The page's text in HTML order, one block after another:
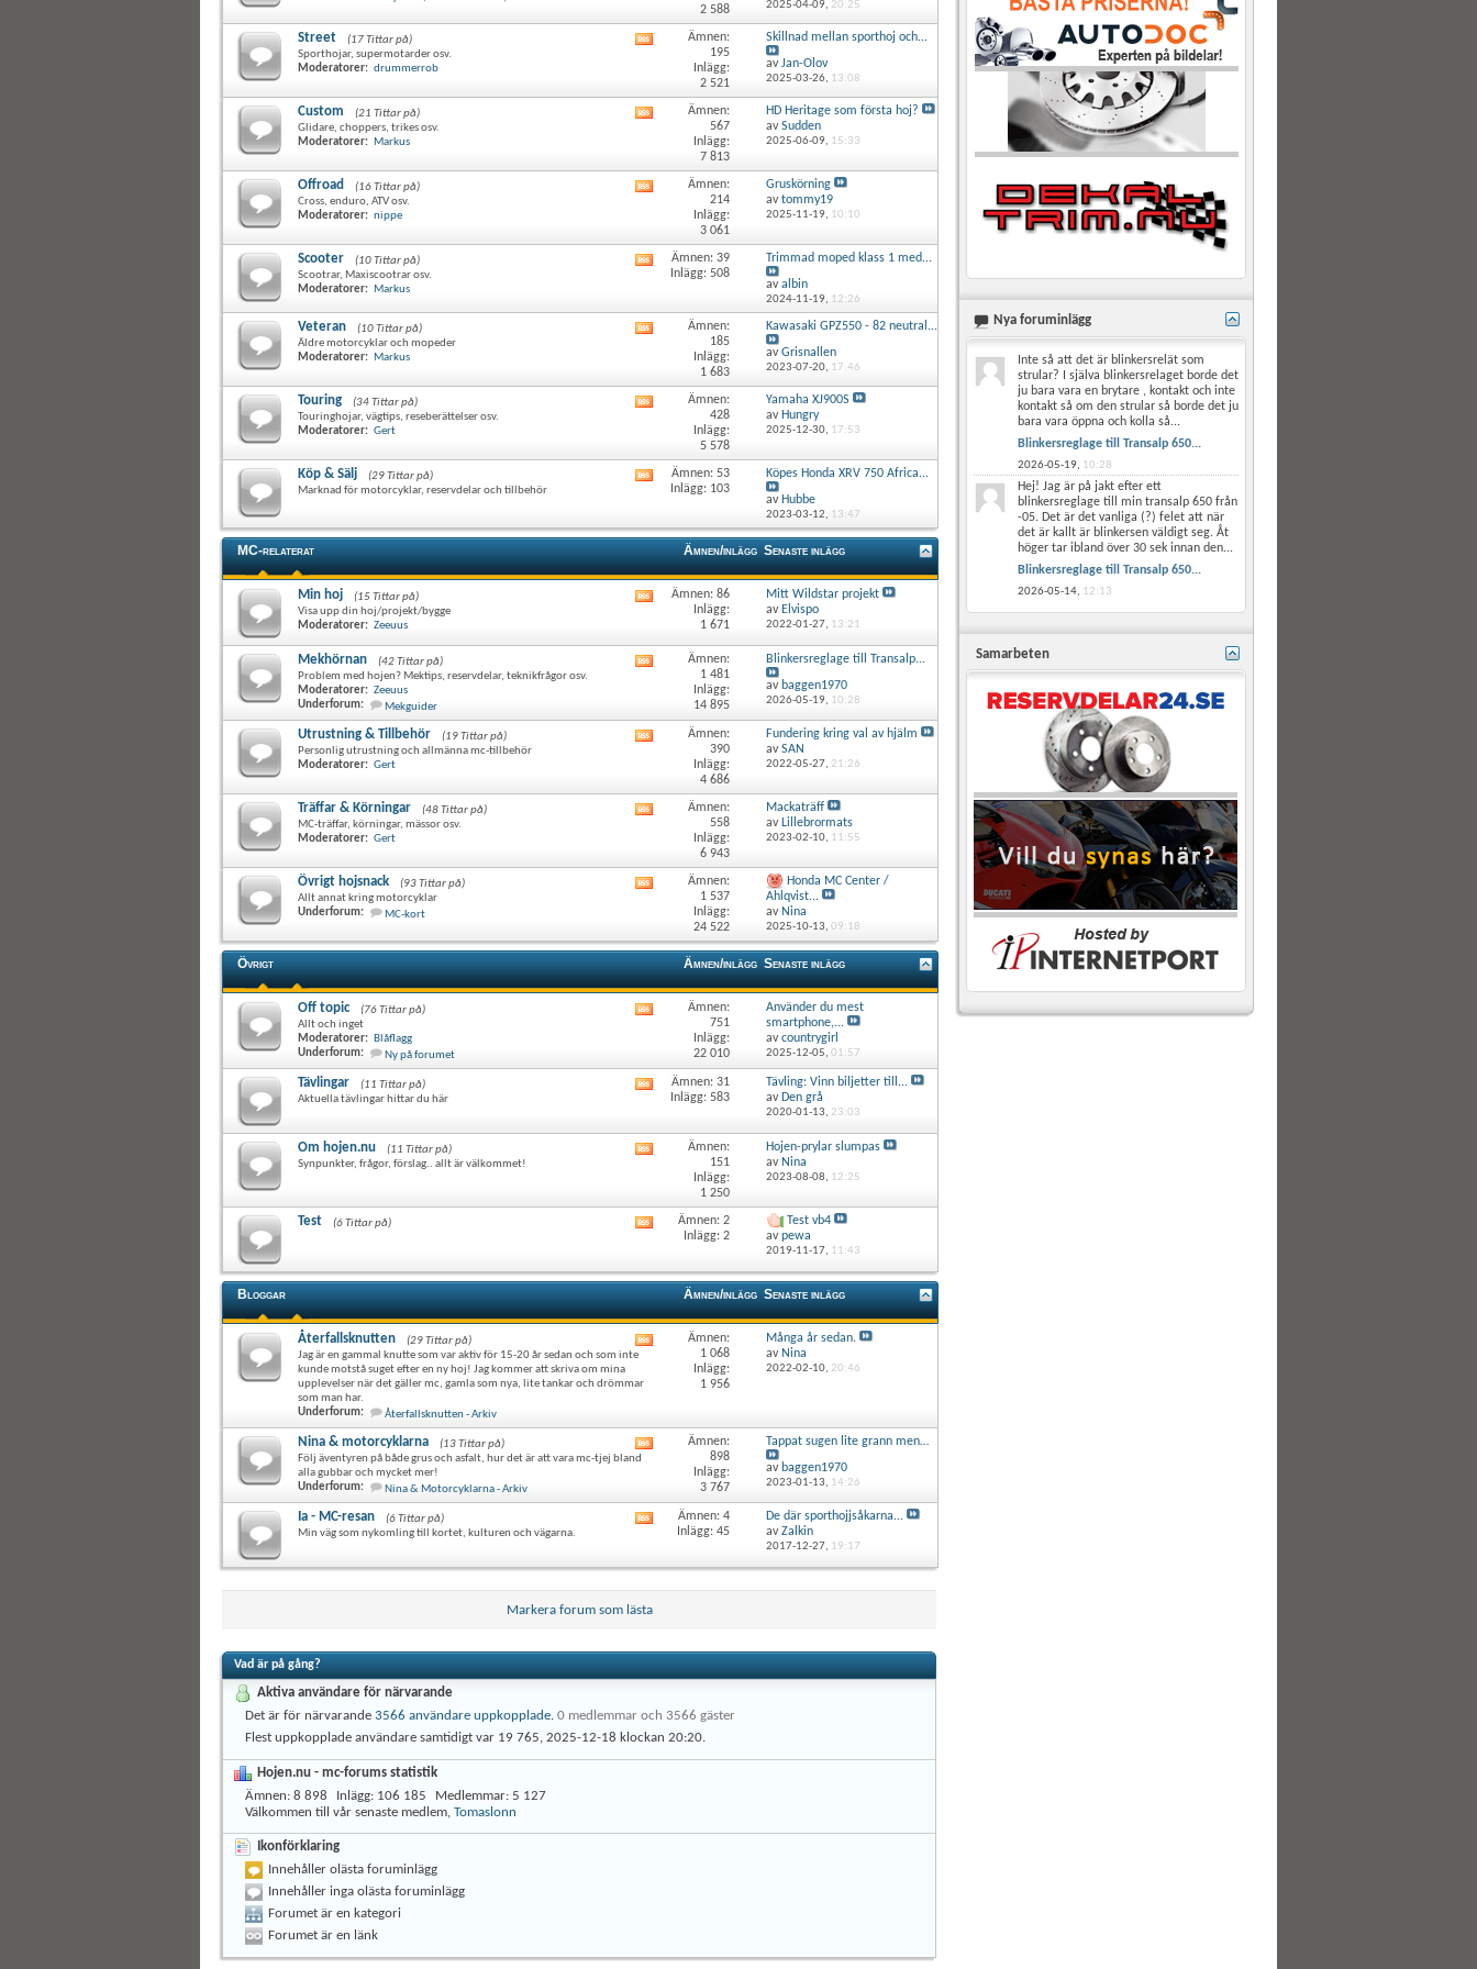
forumets2 588
2025-04-09, 20:25
Street
(17 Tittar på)
Sporthojar, supermotarder osv.
Moderatorer: drummerrob
forumets
Ämnen:
195
Inlägg:
2 521
Skillnad mellan sporthoj och...
avJan-Olov
2025-03-26, 13:08
Custom
(21 Tittar på)
Glidare, choppers, trikes osv.
Moderatorer: Markus
forumets
Ämnen:
567
Inlägg:
7 813
HD Heritage som första hoj?
avSudden
2025-06-09, 15:33
Offroad
(16 Tittar på)
Cross, enduro, ATV osv.
Moderatorer: nippe
forumets
RSS-
flöde
Ämnen:
214
Inlägg:
3 061
Gruskörning
avtommy19
2025-11-19, 10:10
Scooter
(10 Tittar på)
Scootrar, Maxiscootrar osv.
Moderatorer: Markus
Visa
det
forumets
Ämnen: 39
Inlägg: 508
Trimmad moped klass 1 med...
avalbin
2024-11-19, 12:26
Veteran
(10 Tittar på)
Äldre motorcyklar och mopeder
Moderatorer: Markus
forumets
Ämnen:
185
Inlägg:
1 683
Kawasaki GPZ550 - 82 neutral...
avGrisnallen
2023-07-20, 17:46
Touring
(34 Tittar på)
Touringhojar, vägtips, reseberättelser osv.
Moderatorer: Gert
forumets
RSS-
flöde
Ämnen:
428
Inlägg:
5 578
Yamaha XJ900S
av Hungry
2025-12-30, 17:53
Köp & Sälj
(29 Tittar på)
Marknad för motorcyklar, reservdelar och tillbehör
Visa
det
forumets
RSS-
flöde
Ämnen: 53
Inlägg: 103
Köpes Honda XRV 750 Africa...
av Hubbe
2023-03-12, 13:47
MC-relaterat Ämnen/inlägg Senaste inlägg
Min hoj
(15 Tittar på)
Visa upp din hoj/projekt/bygge
Moderatorer: Zeeuus
Visa
forumets
Ämnen: 86
Inlägg:
1 671
Mitt Wildstar projekt
av Elvispo
2022-01-27, 13:21
Mekhörnan
(42 Tittar på)
Problem med hojen? Mektips, reservdelar, teknikfrågor osv.
Moderatorer: Zeeuus
Underforum:
Mekguider
forumets
Ämnen:
1 481
Inlägg:
14 895
Blinkersreglage till Transalp...
av baggen1970
2026-05-19, 10:28
Utrustning & Tillbehör
(19 Tittar på)
Personlig utrustning och allmänna mc-tillbehör
Moderatorer: Gert
forumets
Ämnen:
390
Inlägg:
4 686
Fundering kring val av hjälm
avSAN
2022-05-27, 21:26
Träffar & Körningar
(48 Tittar på)
MC-träffar, körningar, mässor osv.
Moderatorer: Gert
forumets
Ämnen:
558
Inlägg:
6 943
Mackaträff
av Lillebrormats
2023-02-10, 11:55
Övrigt hojsnack
(93 Tittar på)
Allt annat kring motorcyklar
Underforum:
MC-kort
forumets
RSS-
flöde
Ämnen:
1 537
Inlägg:
24 522
Honda MC Center /
Ahlqvist...
av Nina
2025-10-13, 09:18
Övrigt Ämnen/inlägg Senaste inlägg
Off topic
(76 Tittar på)
Allt och inget
Moderatorer: Blåflagg
Underforum:
Ny på forumet
forumets
RSS-
flöde
Ämnen:
751
Inlägg:
22 010
Använder du mest
smartphone,...
avcountrygirl
2025-12-05, 01:57
Tävlingar
(11 Tittar på)
Aktuella tävlingar hittar du här
Visa
det
forumets
Ämnen: 31
Inlägg: 583
Tävling: Vinn biljetter till...
av Den grå
2020-01-13, 23:03
Om hojen.nu
(11 Tittar på)
Synpunkter, frågor, förslag.. allt är välkommet!
forumets
RSS-
Ämnen:
151
Inlägg:
1 250
Hojen-prylar slumpas
av Nina
2023-08-08, 12:25
Test (6 Tittar på)
forumets
flöde
Ämnen: 2
Inlägg: 2
Test vb4
avpewa
2019-11-17, 11:43
Bloggar Ämnen/inlägg Senaste inlägg
Återfallsknutten
(29 Tittar på)
Jag är en gammal knutte som var aktiv för 15-20 år sedan och som inte
kunde motstå suget efter en ny hoj! Jag kommer att skriva om mina
upplevelser när det gäller mc, gamla som nya, lite tankar och drömmar
som man har.
Underforum:
Återfallsknutten - Arkiv
forumets
flöde
Ämnen:
1 068
Inlägg:
1 956
Många år sedan.
av Nina
2022-02-10, 20:46
Nina & motorcyklarna
(13 Tittar på)
Följ äventyren på både grus och asfalt, hur det är att vara mc-tjej bland
alla gubbar och mycket mer!
Underforum:
Nina & Motorcyklarna - Arkiv
forumets
RSS-
flöde
Ämnen:
898
Inlägg:
3 767
Tappat sugen lite grann men…
av baggen1970
2023-01-13, 14:26
Ia - MC-resan
(6 Tittar på)
Min väg som nykomling till kortet, kulturen och vägarna.
forumets
Ämnen: 4
Inlägg: 45
De där sporthojjsåkarna...
avZalkin
2017-12-27, 19:17
Markera forum som lästa
Vad är på gång?
Aktiva användare för närvarande
Det är för närvarande 3566 användare uppkopplade. 0 medlemmar och 3566 gäster
Flest uppkopplade användare samtidigt var 19 765, 2025-12-18 klockan 20:20.
Hojen.nu - mc-forums statistik
Ämnen 8 898 Inlägg 106 185 Medlemmar 5 127
Välkommen till vår senaste medlem, Tomaslonn
Ikonförklaring
Innehåller olästa foruminlägg
Innehåller inga olästa foruminlägg
Forumet är en kategori
Forumet är en länk
Nya foruminlägg
Inte så att det är blinkersrelät som
strular? I själva blinkersrelaget borde det
ju bara vara en brytare , kontakt och inte
kontakt så om den strular så borde det ju
bara vara öppna och kolla så...
Blinkersreglage till Transalp 650...
2026-05-19, 10:28
Hej! Jag är på jakt efter ett
blinkersreglage till min transalp 650 från
-05. Det är det vanliga (?) felet att när
det är kallt är blinkersen väldigt seg. Åt
höger tar ibland över 30 sek innan den...
Blinkersreglage till Transalp 650...
2026-05-14, 12:13
Samarbeten